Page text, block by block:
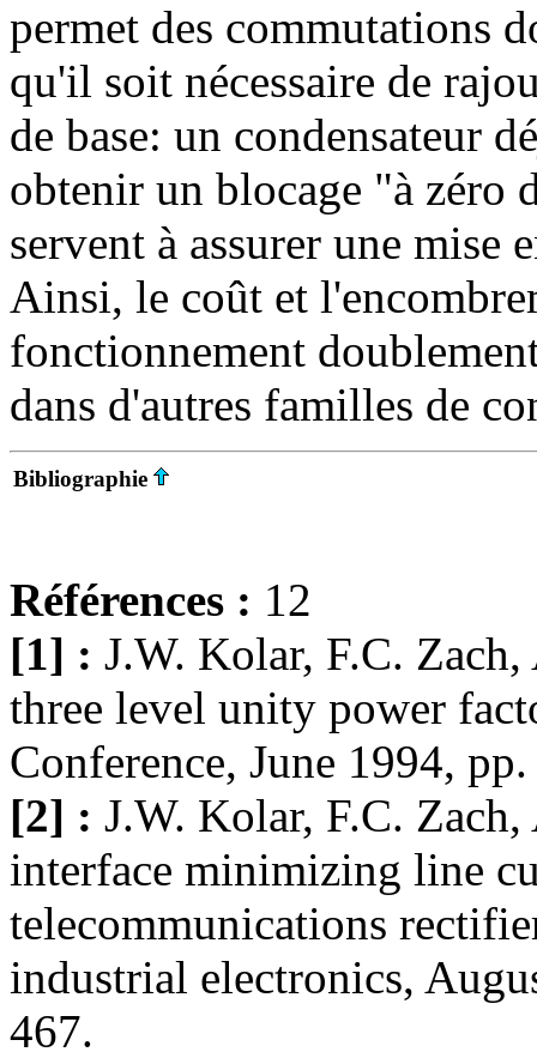
permet des commutations
qu'il soit nécessaire de
de base: un condensateur
obtenir un blocage "à zéro
servent à assurer une mise
Ainsi, le coût et
fonctionnement
dans d'autres familles de
Bibliographie
Références : 12
[1] : J.W. Kolar, F.C.
three level unity power
Conference, June 1994,
[2] : J.W. Kolar, F.C.
interface minimizing line
telecommunications
industrial electronics,
467.